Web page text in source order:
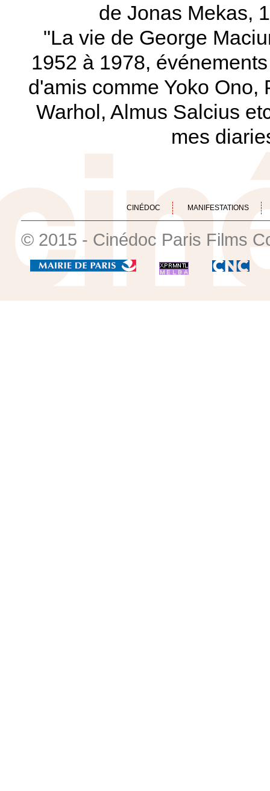
de Jonas Mekas,
"La vie de George
1952 à 1978,
d'amis comme Yoko Ono,
Warhol, Almus Salcius
mes
CINÉDOC MANIFESTATIONS
© 2015 - Cinédoc Paris Films